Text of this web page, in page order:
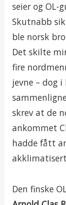
seier og OL-
Skutnabb
ble norsk
Det skilte
fire
jevne – dog
skrev at de
ankommet
hadde fått
Den finske